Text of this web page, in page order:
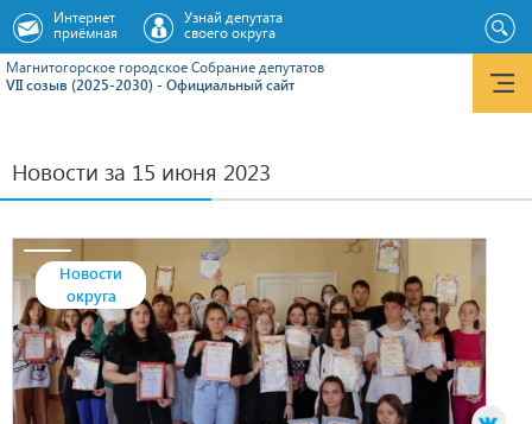
Магнитогорское городское Cобрание депутатов
VII созыв (2025-2030) - Официальный сайт
Интернет
приёмная
Узнай депутата
своего округа
Новости за 15 июня 2023
Новости
округа